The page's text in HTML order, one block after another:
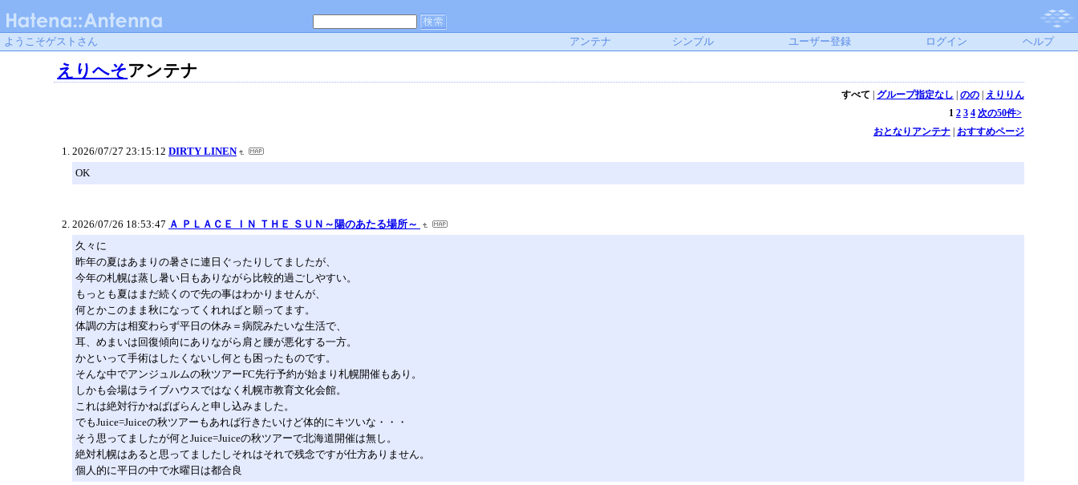
ようこそゲストさん アンテナ シンプル ユーザー登録 ログイン ヘルプ
えりへそアンテナ
すべて グループ指定なし のの|
えりりん
1 2 3 4 次の50件>
おとなりアンテナ| おすすめページ
2026/07/27 23:15:12 DIRTY LINEN
OK
2026/07/26 18:53:47 Ａ ＰＬＡＣＥ ＩＮ ＴＨＥ ＳＵＮ～陽のあたる場所～
久々に
昨年の夏はあまりの暑さに連日ぐったりしてましたが、
今年の札幌は蒸し暑い日もありながら比較的過ごしやすい。
もっとも夏はまだ続くので先の事はわかりませんが、
何とかこのまま秋になってくれればと願ってます。
体調の方は相変わらず平日の休み＝病院みたいな生活で、
耳、めまいは回復傾向にありながら肩と腰が悪化する一方。
かといって手術はしたくないし何とも困ったものです。
そんな中でアンジュルムの秋ツアーFC先行予約が始まり札幌開催もあり。
しかも会場はライブハウスではなく札幌市教育文化会館。
これは絶対行かねばばらんと申し込みました。
でもJuice=Juiceの秋ツアーもあれば行きたいけど体的にキツいな・・・
そう思ってましたが何とJuice=Juiceの秋ツアーで北海道開催は無し。
絶対札幌はあると思ってましたしそれはそれで残念ですが仕方ありません。
個人的に平日の中で水曜日は都合良